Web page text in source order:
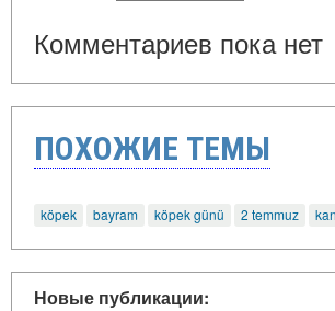
Комментариев пока нет
ПОХОЖИЕ ТЕМЫ
köpek bayram köpek günü 2 temmuz
Новые публикации: